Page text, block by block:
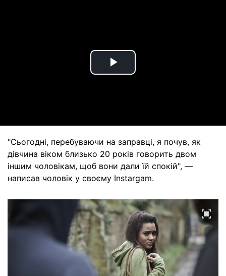
Play
"Сьогодні, перебуваючи на заправці, я почув, як
дівчина віком близько 20 років говорить двом
іншим чоловікам, щоб вони дали їй спокій", —
написав чоловік у своєму Instargam.